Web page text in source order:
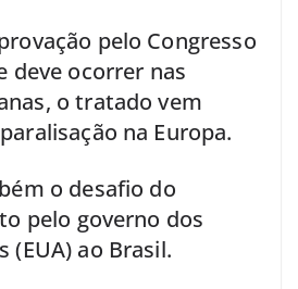
pelo Congresso
deve ocorrer nas
o tratado vem
na Europa.
o desafio do
pelo governo dos
(EUA) ao Brasil.